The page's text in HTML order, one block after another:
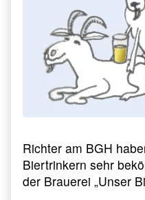
Nr.
1,
Richter am BGH
Biertrinkern sehr
der Brauerei „Unser